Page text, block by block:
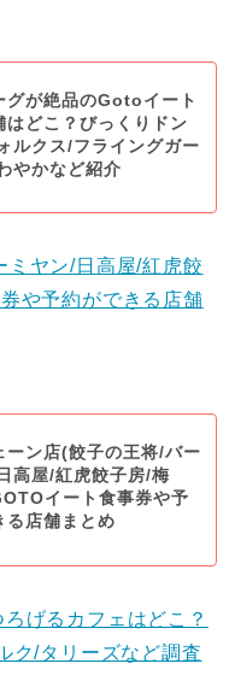
グが絶品のGotoイート
はどこ？びっくりドン
ルクス/フライングガー
やかなど紹介
ミヤン/日高屋/紅虎餃
や予約ができる店舗
ーン店(餃子の王将/バー
高屋/紅虎餃子房/梅
イート食事券や予
る店舗まとめ
げるカフェはどこ？
ク/タリーズなど調査